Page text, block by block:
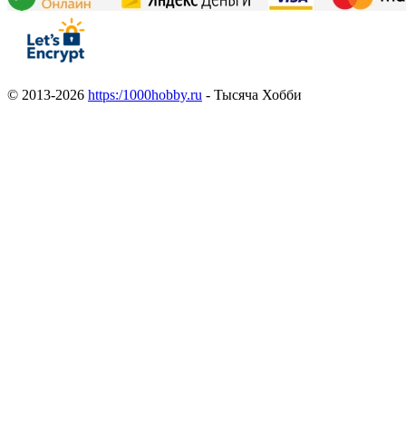
© 2013-2026 https:/1000hobby.ru - Тысяча Хобби